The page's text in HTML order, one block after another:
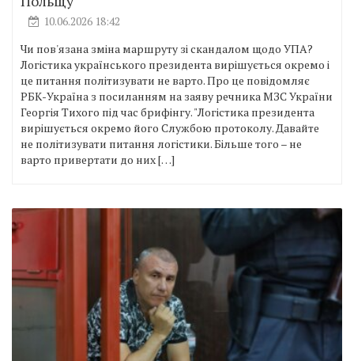
10.06.2026 18:42
Чи пов'язана зміна маршруту зі скандалом щодо УПА?
Логістика українського президента вирішується окремо і
це питання політизувати не варто. Про це повідомляє
РБК-Україна з посиланням на заяву речника МЗС України
Георгія Тихого під час брифінгу. "Логістика президента
вирішується окремо його Службою протоколу. Давайте
не політизувати питання логістики. Більше того – не
варто привертати до них […]